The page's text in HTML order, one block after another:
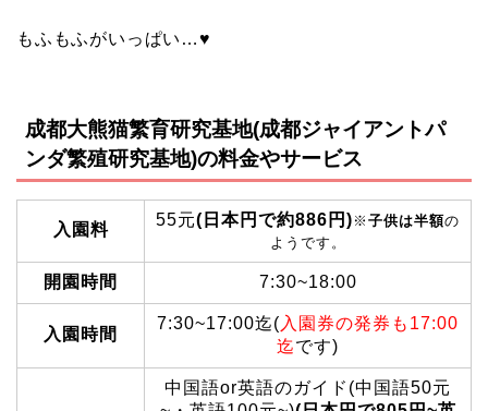
もふもふがいっぱい…♥
成都大熊猫繁育研究基地(成都ジャイアントパ
ンダ繁殖研究基地)の料金やサービス
入園料
55元( 日本円で約886円 ) ※ 子供は半額の
ようです。
開園時間 7:30~18:00
入園時間
7:30~17:00迄( 入園券の発券も17:00
迄です)
中国語or英語のガイド(中国語50元